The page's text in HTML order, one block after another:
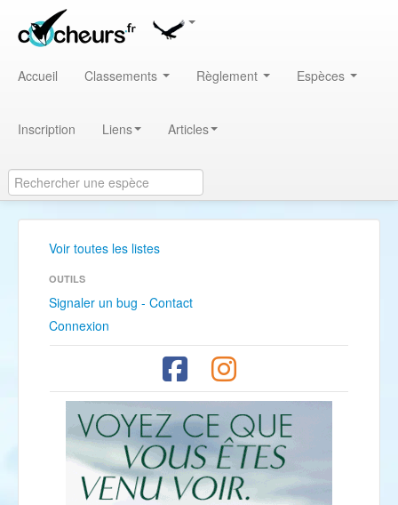
Accueil Classements Règlement Espèces
Inscription Liens Articles
Voir toutes les listes
OUTILS
Signaler un bug - Contact
Connexion